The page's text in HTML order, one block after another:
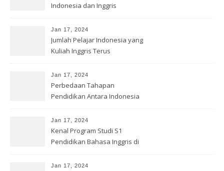
Indonesia dan Inggris
Jan 17, 2024
Jumlah Pelajar Indonesia yang
Kuliah Inggris Terus
Jan 17, 2024
Perbedaan Tahapan
Pendidikan Antara Indonesia
Jan 17, 2024
Kenal Program Studi S1
Pendidikan Bahasa Inggris di
Jan 17, 2024